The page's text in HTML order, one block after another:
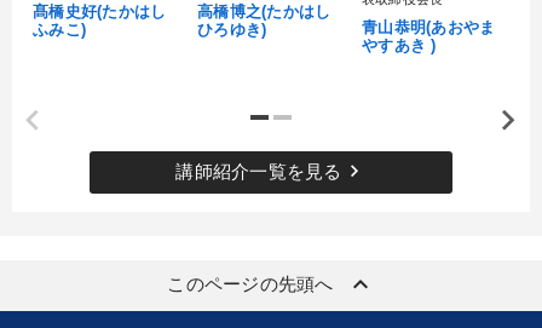
髙橋史好(たかはし
ふみこ)
高橋博之(たかはし
ひろゆき)
青山恭明(あおやま
やすあき )
講師紹介一覧を見る keyboard_arrow_right
このページの先頭へ keyboard_arrow_up